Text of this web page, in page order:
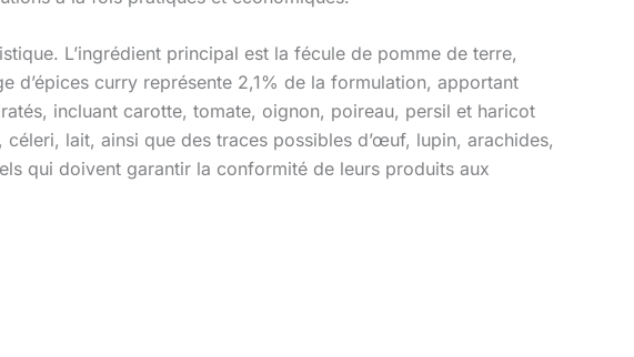
L’ingrédient principal est la fécule de pomme de terre,
d’épices curry représente 2,1% de la formulation, apportant
incluant carotte, tomate, oignon, poireau, persil et haricot
lait, ainsi que des traces possibles d’œuf, lupin, arachides,
qui doivent garantir la conformité de leurs produits aux